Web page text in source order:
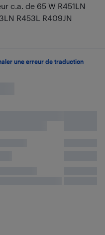
c.a. de 65 W R451LN
R453L R409JN
une erreur de traduction